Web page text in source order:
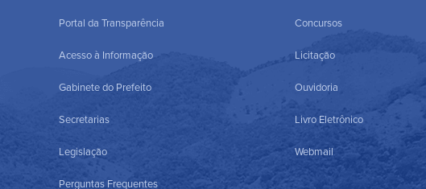
Portal da Transparência
Acesso à Informação
Gabinete do Prefeito
Secretarias
Legislação
Perguntas Frequentes
Concursos
Licitação
Ouvidoria
Livro Eletrônico
Webmail